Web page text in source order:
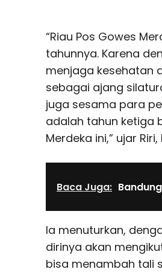
“Riau Pos Gowes
tahunnya. Karena
menjaga kesehatan
sebagai ajang
juga sesama para
adalah tahun ketiga
Merdeka ini,” ujar
Baca Juga:
Ia menuturkan,
dirinya akan
bisa menambah tali